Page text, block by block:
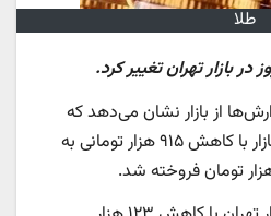
طلا
بازار تهران تغییر کرد.
از بازار نشان می‌دهد که
هر قطعه سکه امامی در بازار با کاهش ۹۱۵ هزار تومانی به